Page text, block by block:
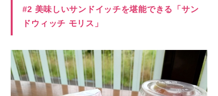
#2 美味しいサンドイッチを堪能できる「サン
ドウィッチ モリス」